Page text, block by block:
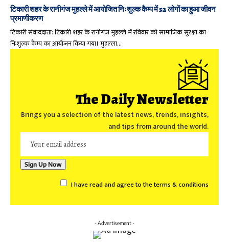
टिकारी शहर के रानीगंज मुहल्ले में आयोजित निःशुल्क कैम्प में 52 लोगों का हुआ जीवन
प्रमाणीकरण
टिकारी संवाददाता: टिकारी शहर के रानीगंज मुहल्ले में रविवार को सामाजिक सुरक्षा का
निःशुल्क कैम्प का आयोजन किया गया। मुहल्ला…
The Daily Newsletter
Brings you a selection of the latest news, trends, insights,
and tips from around the world.
I have read and agree to the terms & conditions
- Advertisement -